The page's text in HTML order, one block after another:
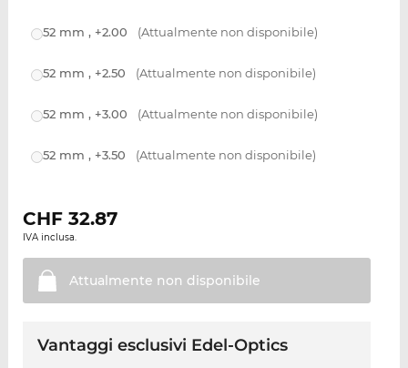
52 mm , +2.00 (Attualmente non disponibile)
52 mm , +2.50 (Attualmente non disponibile)
52 mm , +3.00 (Attualmente non disponibile)
52 mm , +3.50 (Attualmente non disponibile)
CHF 32.87
IVA inclusa.
Attualmente non disponibile
Vantaggi esclusivi Edel-Optics